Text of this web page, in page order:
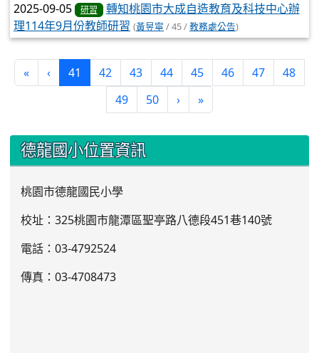
2025-09-05 研習
轉知桃園市大成自造教育及科技中心辦
理114年9月份教師研習 (黃昱寧 / 45 /教務處公告)
« ‹ 41 (current)
42 43 44 45 46 47
48
49
50 › »
::: 德龍國小位置資訊
桃園市德龍國民小學
校址：325桃園市龍潭區聖亭路八德段451巷140號
電話：03-4792524
傳真：03-4708473